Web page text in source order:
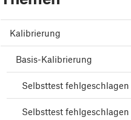
Kalibrierung
Basis-Kalibrierung
Selbsttest
Selbsttest